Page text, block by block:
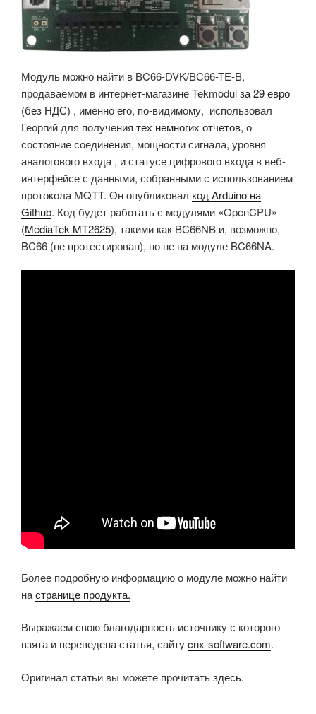
Модуль можно найти в BC66-DVK/BC66-TE-B,
продаваемом в интернет-магазине Tekmodulза 29 евро
(без НДС) , именно его, по-видимому, использовал
Георгий для получения тех немногих отчетов, о
состояние соединения, мощности сигнала, уровня
аналогового входа , и статусе цифрового входа в веб-
интерфейсе с данными, собранными с использованием
протокола MQTT. Он опубликовал код Arduino на
Github. Код будет работать с модулями «OpenCPU»
(MediaTek MT2625), такими как BC66NB и, возможно,
BC66 (не протестирован), но не на модуле BC66NA.
Более подробную информацию о модуле можно найти
настранице продукта.
Выражаем свою благодарность источнику с которого
взята и переведена статья, сайтуcnx-software.com.
Оригинал статьи вы можете прочитатьздесь.